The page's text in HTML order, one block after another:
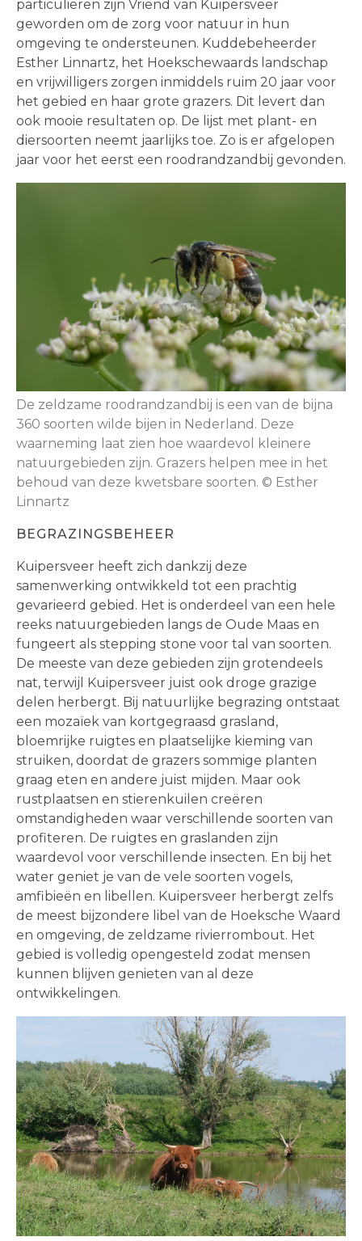
particulieren zijn Vriend van Kuipersveer
geworden om de zorg voor natuur in hun
omgeving te ondersteunen. Kuddebeheerder
Esther Linnartz, het Hoekschewaards landschap
en vrijwilligers zorgen inmiddels ruim 20 jaar voor
het gebied en haar grote grazers. Dit levert dan
ook mooie resultaten op. De lijst met plant- en
diersoorten neemt jaarlijks toe. Zo is er afgelopen
jaar voor het eerst een roodrandzandbij gevonden.
De zeldzame roodrandzandbij is een van de bijna
360 soorten wilde bijen in Nederland. Deze
waarneming laat zien hoe waardevol kleinere
natuurgebieden zijn. Grazers helpen mee in het
behoud van deze kwetsbare soorten. © Esther
Linnartz
BEGRAZINGSBEHEER
Kuipersveer heeft zich dankzij deze
samenwerking ontwikkeld tot een prachtig
gevarieerd gebied. Het is onderdeel van een hele
reeks natuurgebieden langs de Oude Maas en
fungeert als stepping stone voor tal van soorten.
De meeste van deze gebieden zijn grotendeels
nat, terwijl Kuipersveer juist ook droge grazige
delen herbergt. Bij natuurlijke begrazing ontstaat
een mozaïek van kortgegraasd grasland,
bloemrijke ruigtes en plaatselijke kieming van
struiken, doordat de grazers sommige planten
graag eten en andere juist mijden. Maar ook
rustplaatsen en stierenkuilen creëren
omstandigheden waar verschillende soorten van
profiteren. De ruigtes en graslanden zijn
waardevol voor verschillende insecten. En bij het
water geniet je van de vele soorten vogels,
amfibieën en libellen. Kuipersveer herbergt zelfs
de meest bijzondere libel van de Hoeksche Waard
en omgeving, de zeldzame rivierrombout. Het
gebied is volledig opengesteld zodat mensen
kunnen blijven genieten van al deze
ontwikkelingen.